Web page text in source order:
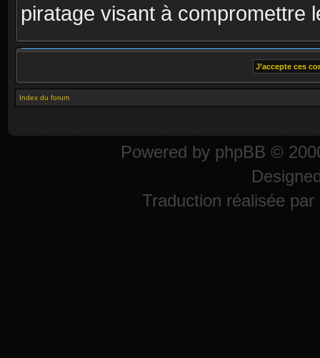
piratage visant à compromettre
Index du forum
Powered by phpBB ©
Traduction réalisée par